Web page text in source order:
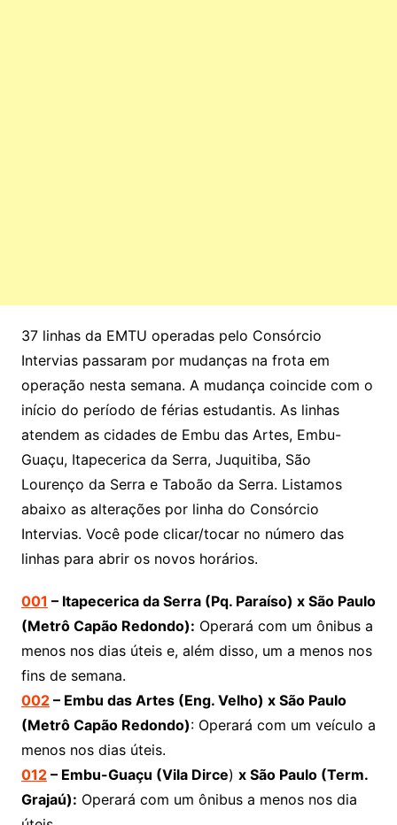
37 linhas da EMTU operadas pelo Consórcio
Intervias passaram por mudanças na frota em
operação nesta semana. A mudança coincide com o
início do período de férias estudantis. As linhas
atendem as cidades de Embu das Artes, Embu-
Guaçu, Itapecerica da Serra, Juquitiba, São
Lourenço da Serra e Taboão da Serra. Listamos
abaixo as alterações por linha do Consórcio
Intervias. Você pode clicar/tocar no número das
linhas para abrir os novos horários.
001 – Itapecerica da Serra (Pq. Paraíso) x São Paulo
(Metrô Capão Redondo): Operará com um ônibus a
menos nos dias úteis e, além disso, um a menos nos
fins de semana.
002– Embu das Artes (Eng. Velho) x São Paulo
(Metrô Capão Redondo): Operará com um veículo a
menos nos dias úteis.
012– Embu-Guaçu (Vila Dirce) x São Paulo (Term.
Grajaú): Operará com um ônibus a menos nos dia